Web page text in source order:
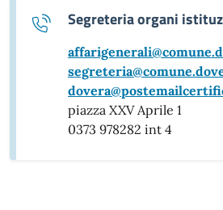
Segreteria organi
piazza XXV Aprile 1
0373 978282 int 4